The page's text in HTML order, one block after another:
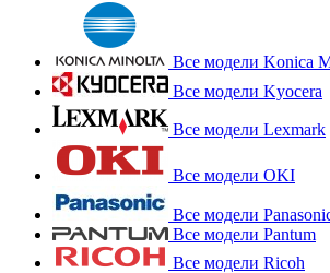
Все модели Konica
Все модели Kyocera
Все модели Lexmark
Все модели OKI
Все модели
Все модели Pantum
Все модели Ricoh